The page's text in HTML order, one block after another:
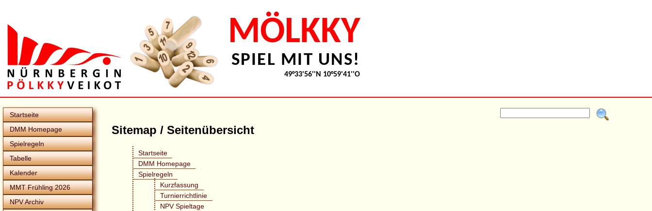
MÖLKKY
SPIEL MIT UNS!
49°33'56''N 10°59'41''O
Startseite
DMM Homepage
Spielregeln
Tabelle
Kalender
MMT Frühling 2026
NPV Archiv
Sitemap / Seitenübersicht
Startseite
DMM Homepage
Spielregeln
Kurzfassung
Turnierrichtlinie
NPV Spieltage